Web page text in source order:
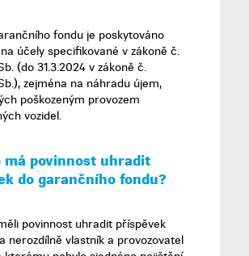
fondu je poskytováno
účely specifikované v zákoně č.
(do 31.3.2024 v zákoně č.
zejména na náhradu újem,
poškozeným provozem
vozidel.
má povinnost uhradit
do garančního fondu?
povinnost uhradit příspěvek
nerozdílně vlastník a provozovatel